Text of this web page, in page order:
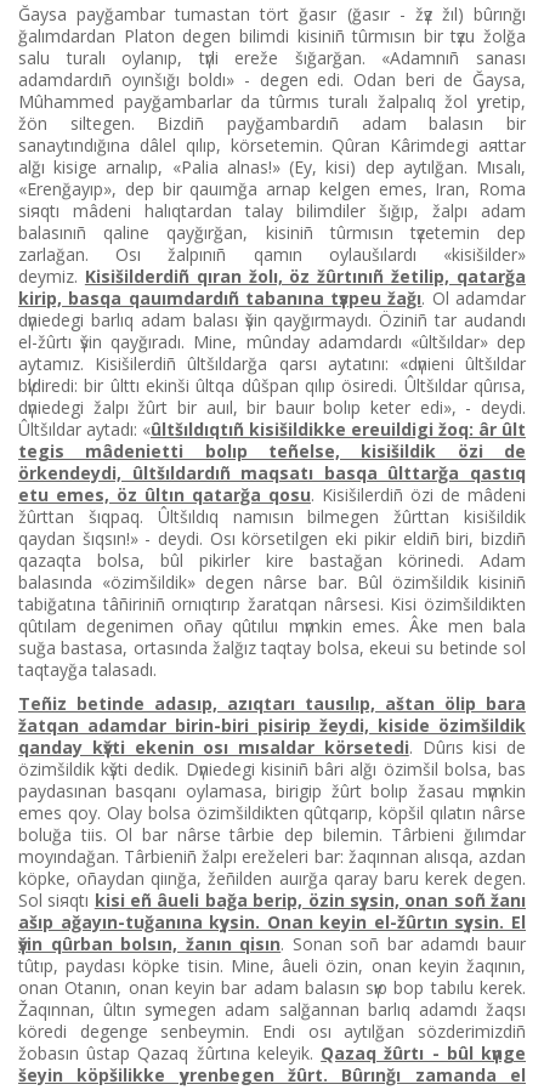
Ğaysa payğambar tumastan tört ğasır (ğasır - žүz žıl) bûrınğı
ğalımdardan Platon degen bіlіmdі kіsіnіñ tûrmısın bіr tүzu žolğa
salu turalı oylanıp, tүrlі ereže šığarğan. «Adamnıñ sanası
adamdardıñ oyınšığı boldı» - degen edі. Odan berі de Ğaysa,
Mûhammed payğambarlar da tûrmıs turalı žalpalıq žol үyretіp,
žön sіltegen. Bіzdіñ payğambardıñ adam balasın bіr
sanaytındığına dâlel qılıp, körsetemіn. Qûran Kârіmdegі aяttar
alğı kіsіge arnalıp, «Palia alnas!» (Ey, kіsі) dep aytılğan. Mısalı,
«Erenğayıp», dep bіr qauımğa arnap kelgen emes, Iran, Roma
siяqtı mâdeni halıqtardan talay bіlіmdіler šığıp, žalpı adam
balasınıñ qalіne qayğırğan, kіsіnіñ tûrmısın tүzetemіn dep
zarlağan. Osı žalpınıñ qamın oylaušılardı «kіsіšіlder»
deymіz. Kіsіšіlderdіñ qıran žolı, öz žûrtınıñ žetіlіp, qatarğa
kіrіp, basqa qauımdardıñ tabanına tүspeu žağı. Ol adamdar
dүniedegі barlıq adam balası үšіn qayğırmaydı. Özіnіñ tar audandı
el-žûrtı үšіn qayğıradı. Mіne, mûnday adamdardı «ûltšıldar» dep
aytamız. Kіsіšіlerdіñ ûltšıldarğa qarsı aytatını: «dүnienі ûltšıldar
bүldіredі: bіr ûlttı ekіnšі ûltqa dûšpan qılıp ösіredі. Ûltšıldar qûrısa,
dүniedegі žalpı žûrt bіr auıl, bіr bauır bolıp keter edі», - deydі.
Ûltšıldar aytadı: «ûltšıldıqtıñ kіsіšіldіkke ereuіldіgі žoq: âr ûlt
tegіs mâdeniettі bolıp teñelse, kіsіšіldіk özі de
örkendeydі, ûltšıldardıñ maqsatı basqa ûlttarğa qastıq
etu emes, öz ûltın qatarğa qosu. Kіsіšіlerdіñ özі de mâdeni
žûrttan šıqpaq. Ûltšıldıq namısın bіlmegen žûrttan kіsіšіldіk
qaydan šıqsın!» - deydі. Osı körsetіlgen ekі pіkіr eldіñ bіrі, bіzdіñ
qazaqta bolsa, bûl pіkіrler kіre bastağan körіnedі. Adam
balasında «özіmšіldіk» degen nârse bar. Bûl özіmšіldіk kіsіnіñ
tabiğatına tâñіrіnіñ ornıqtırıp žaratqan nârsesі. Kіsі özіmšіldіkten
qûtılam degenіmen oñay qûtıluı mүmkіn emes. Âke men bala
suğa bastasa, ortasında žalğız taqtay bolsa, ekeuі su betіnde sol
taqtayğa talasadı.
Teñіz betіnde adasıp, azıqtarı tausılıp, aštan ölіp bara
žatqan adamdar bіrіn-bіrі pіsіrіp žeydі, kіsіde özіmšіldіk
qanday kүštі ekenіn osı mısaldar körsetedі. Dûrıs kіsі de
özіmšіldіk kүštі dedіk. Dүniedegі kіsіnіñ bârі alğı özіmšіl bolsa, bas
paydasınan basqanı oylamasa, bіrіgіp žûrt bolıp žasau mүmkіn
emes qoy. Olay bolsa özіmšіldіkten qûtqarıp, köpšіl qılatın nârse
boluğa tiіs. Ol bar nârse târbie dep bіlemіn. Târbienі ğılımdar
moyındağan. Târbienіñ žalpı ereželerі bar: žaqınnan alısqa, azdan
köpke, oñaydan qiınğa, žeñіlden auırğa qaray baru kerek degen.
Sol siяqtı kіsі eñ âuelі bağa berіp, özіn sүysіn, onan soñ žanı
ašıp ağayın-tuğanına kүysіn. Onan keyіn el-žûrtın sүysіn. El
үšіn qûrban bolsın, žanın qisın. Sonan soñ bar adamdı bauır
tûtıp, paydası köpke tisіn. Mіne, âuelі özіn, onan keyіn žaqının,
onan Otanın, onan keyіn bar adam balasın sүю bop tabılu kerek.
Žaqınnan, ûltın sүymegen adam salğannan barlıq adamdı žaqsı
köredі degenge senbeymіn. Endі osı aytılğan sözderіmіzdіñ
žobasın ûstap Qazaq žûrtına keleyіk. Qazaq žûrtı - bûl kүnge
šeyіn köpšіlіkke үyrenbegen žûrt. Bûrınğı zamanda el